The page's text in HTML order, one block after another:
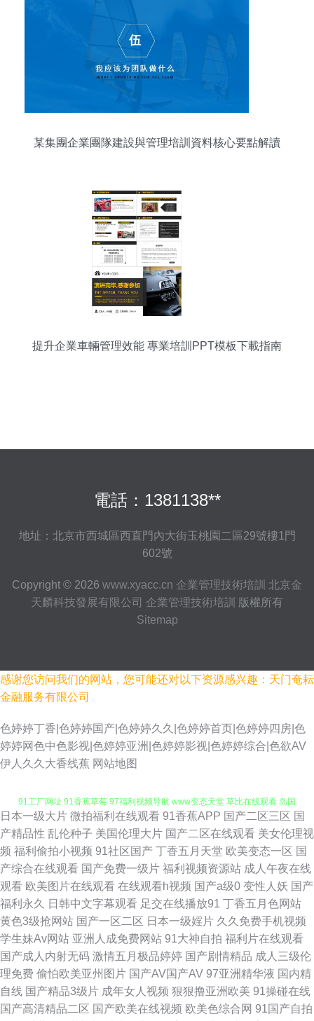
某集團企業團隊建設與管理培訓資料核心要點解讀
提升企業車輛管理效能 專業培訓PPT模板下載指南
電話：1381138**
地址：北京市西城區西直門內大街玉桃園二區29號樓1門
602號
Copyright © 2026 www.xyacc.cn 企業管理技術培訓
北京金
天麟科技發展有限公司 企業管理技術培訓
版權所有
Sitemap
感谢您访问我们的网站，您可能还对以下资源感兴趣：天门奄耘
金融服务有限公司
色婷婷丁香|色婷婷国产|色婷婷久久|色婷婷首页|色婷婷四房|色
婷婷网色中色影视|色婷婷亚洲|色婷婷影视|色婷婷综合|色欲AV
伊人久久大香线蕉 网站地图
69欧美人妖 香蕉网站在线观看 爱豆AV首页 www老司机 97久色主站 91色片
91工厂网址 91香蕉草莓 97福利视频导航 www变态天堂 草比在线观看 岛国
大片在线观看 福利电影偶偶 黄色午夜理论 久久六一二三四 免费拳交群交 欧
美亚洲综合TV 深夜绯色影院 亚洲人妻丝袜性爱 91次元西瓜 91大神合集在线
大香蕉久久成网 超碰在线97视4 超碰香蕉 肏屄彰武 豆花精品亚洲 黄色视频
一区二区 老湿影院在线观看 色资源网 肏逼社区 超碰97大香蕉 91爱网国产探
日本一级大片 微拍福利在线观看 91香蕉APP 国产二区三区 国
产精品性 乱伦种子 美国伦理大片 国产二区在线观看 美女伦理视
频 福利偷拍小视频 91社区国产 丁香五月天堂 欧美变态一区 国
产综合在线观看 国产免费一级片 福利视频资源站 成人午夜在线
观看 欧美图片在线观看 在线观看h视频 国产a级0 变性人妖 国产
福利永久
日韩中文字幕观看 足交在线播放91 丁香五月色网站
黄色3级抢网站 国产一区二区 日本一级婬片 久久免费手机视频
学生妹Av网站 亚洲人成免费网站 91大神自拍 福利片在线观看
国产成人内射无码 激情五月极品婷婷 国产剧情精品 成人三级伦
理免费 偷怕欧美亚州图片 国产AV国产AV 97亚洲精华液 国内精
自线 国产精品3级片 成年女人视频 狠狠撸亚洲欧美 91操碰在线
国产高清精品二区 国产欧美在线视频 欧美色综合网 91国产自拍